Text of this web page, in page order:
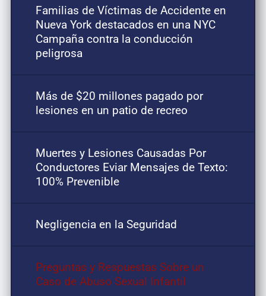
Familias de Víctimas de Accidente en
Nueva York destacados en una NYC
Campaña contra la conducción
peligrosa
Más de $20 millones pagado por
lesiones en un patio de recreo
Muertes y Lesiones Causadas Por
Conductores Eviar Mensajes de Texto:
100% Prevenible
Negligencia en la Seguridad
Preguntas y Respuestas Sobre un
Caso de Abuso Sexual Infantil